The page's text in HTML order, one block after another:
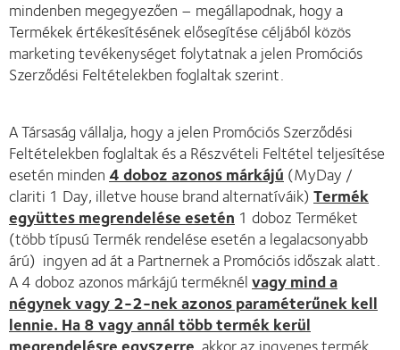
mindenben megegyezően – megállapodnak, hogy a
Termékek értékesítésének elősegítése céljából közös
marketing tevékenységet folytatnak a jelen Promóciós
Szerződési Feltételekben foglaltak szerint.
A Társaság vállalja, hogy a jelen Promóciós Szerződési
Feltételekben foglaltak és a Részvételi Feltétel teljesítése
esetén minden 4 doboz azonos márkájú (MyDay /
clariti 1 Day, illetve house brand alternatíváik)Termék
együttes megrendelése esetén 1 doboz Terméket
(több típusú Termék rendelése esetén a legalacsonyabb
árú) ingyen ad át a Partnernek a Promóciós időszak alatt.
A 4 doboz azonos márkájú terméknélvagy mind a
négynek vagy 2-2-nek azonos paraméterűnek kell
lennie. Ha 8 vagy annál több termék kerül